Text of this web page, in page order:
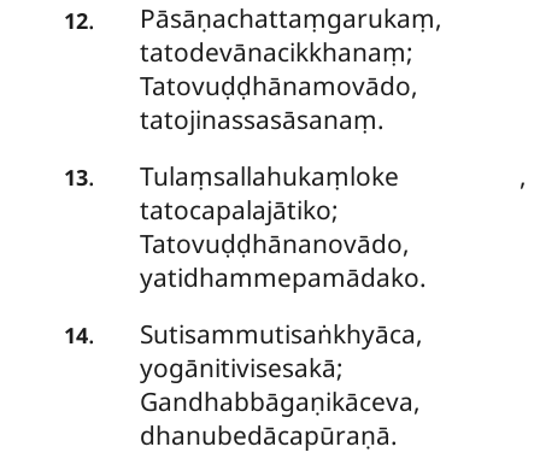
12.
Pāsāṇachattaṃgarukaṃ,
tatodevānacikkhanaṃ;
Tatovuḍḍhānamovādo,
tatojinassasāsanaṃ.
13. Tulaṃsallahukaṃloke ,
tatocapalajātiko;
Tatovuḍḍhānanovādo,
yatidhammepamādako.
14.
Sutisammutisaṅkhyāca,
yogānitivisesakā;
Gandhabbāgaṇikāceva,
dhanubedācapūraṇā.